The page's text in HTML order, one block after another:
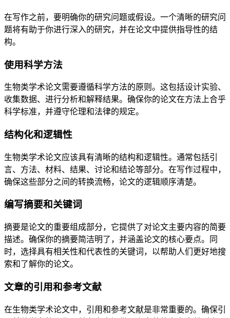
在写作之前，要明确你的研究问题或假设。一个清晰的研究问
题将有助于你进行深入的研究，并在论文中提供指导性的结
构。
使用科学方法
生物类学术论文需要遵循科学方法的原则。这包括设计实验、
收集数据、进行分析和解释结果。确保你的论文在方法上合乎
科学标准，并遵守伦理和法律的规定。
结构化和逻辑性
生物类学术论文应该具有清晰的结构和逻辑性。通常包括引
言、方法、材料、结果、讨论和结论等部分。在写作过程中，
确保这些部分之间的转换流畅，论文的逻辑顺序清楚。
编写摘要和关键词
摘要是论文的重要组成部分，它提供了对论文主要内容的简要
描述。确保你的摘要简洁明了，并涵盖论文的核心要点。同
时，选择具有相关性和代表性的关键词，以帮助人们更好地搜
索和了解你的论文。
文章的引用和参考文献
在生物类学术论文中，引用和参考文献是非常重要的。确保引